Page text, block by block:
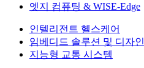
엣지 컴퓨팅 & WISE-Edge
인텔리전트 헬스케어
임베디드 솔루션 및 디자
지능형 교통 시스템